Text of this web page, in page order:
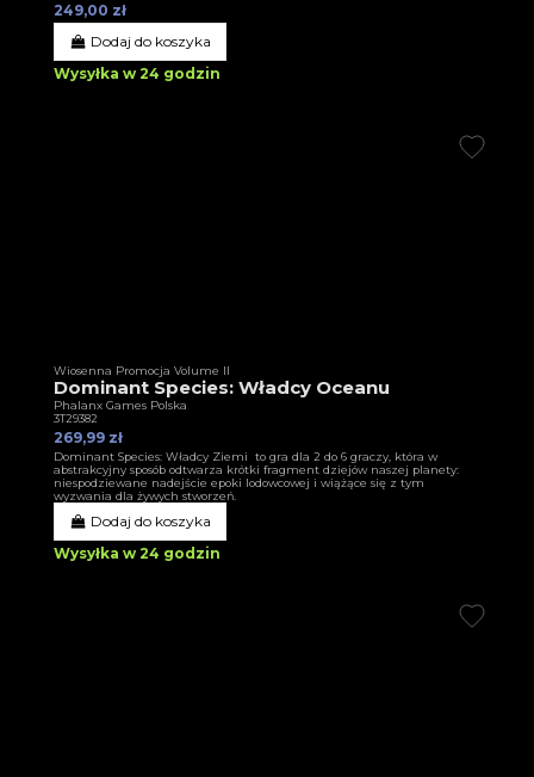
249,00 zł
Dodaj do koszyka
Wysyłka w 24 godzin
Wiosenna Promocja Volume II
Dominant Species: Władcy Oceanu
Phalanx Games Polska
3T29382
269,99 zł
Dominant Species: Władcy Ziemi to gra dla 2 do 6 graczy, która w
abstrakcyjny sposób odtwarza krótki fragment dziejów naszej planety:
niespodziewane nadejście epoki lodowcowej i wiążące się z tym
wyzwania dla żywych stworzeń.
Dodaj do koszyka
Wysyłka w 24 godzin